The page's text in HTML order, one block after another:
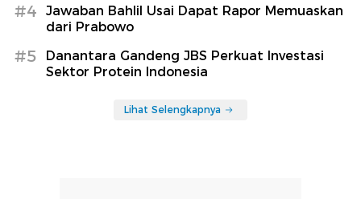
#4
Jawaban Bahlil Usai Dapat Rapor Memuaskan
dari Prabowo
#5
Danantara Gandeng JBS Perkuat Investasi
Sektor Protein Indonesia
Lihat Selengkapnya